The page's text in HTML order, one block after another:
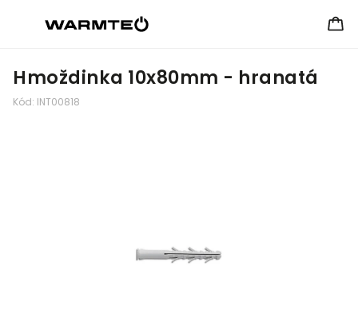
Hmoždinka 10x80mm - hranatá
Kód: INT00818